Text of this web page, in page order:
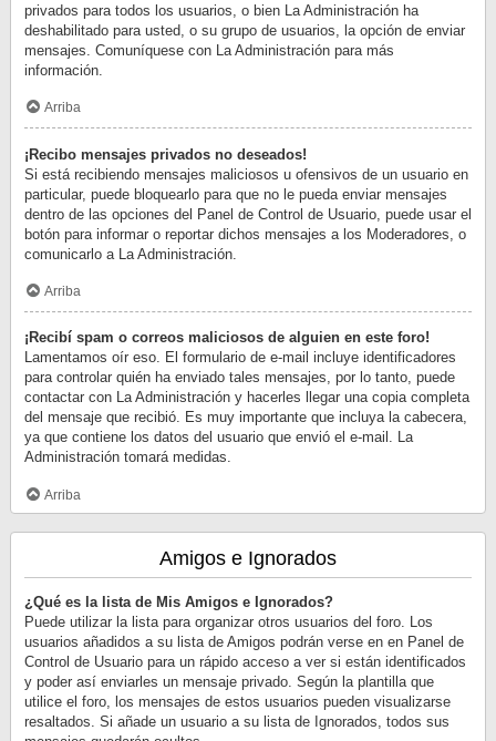
privados para todos los usuarios, o bien La Administración ha
deshabilitado para usted, o su grupo de usuarios, la opción de enviar
mensajes. Comuníquese con La Administración para más
información.
Arriba
¡Recibo mensajes privados no deseados!
Si está recibiendo mensajes maliciosos u ofensivos de un usuario en
particular, puede bloquearlo para que no le pueda enviar mensajes
dentro de las opciones del Panel de Control de Usuario, puede usar el
botón para informar o reportar dichos mensajes a los Moderadores, o
comunicarlo a La Administración.
Arriba
¡Recibí spam o correos maliciosos de alguien en este foro!
Lamentamos oír eso. El formulario de e-mail incluye identificadores
para controlar quién ha enviado tales mensajes, por lo tanto, puede
contactar con La Administración y hacerles llegar una copia completa
del mensaje que recibió. Es muy importante que incluya la cabecera,
ya que contiene los datos del usuario que envió el e-mail. La
Administración tomará medidas.
Arriba
Amigos e Ignorados
¿Qué es la lista de Mis Amigos e Ignorados?
Puede utilizar la lista para organizar otros usuarios del foro. Los
usuarios añadidos a su lista de Amigos podrán verse en en Panel de
Control de Usuario para un rápido acceso a ver si están identificados
y poder así enviarles un mensaje privado. Según la plantilla que
utilice el foro, los mensajes de estos usuarios pueden visualizarse
resaltados. Si añade un usuario a su lista de Ignorados, todos sus